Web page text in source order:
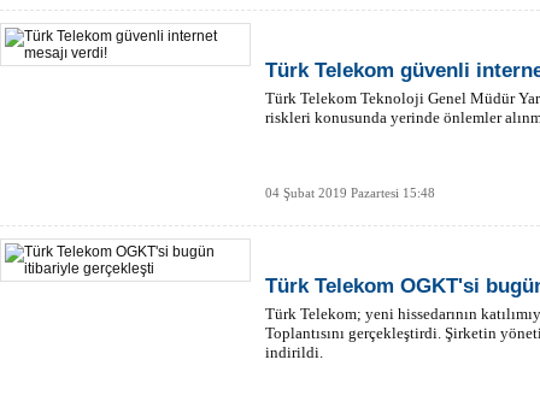
Türk Telekom güvenli
Türk Telekom Teknoloji Genel Müdür
riskleri konusunda yerinde önlemler
04 Şubat 2019 Pazartesi 15:48
Türk Telekom OGKT'si
Türk Telekom; yeni hissedarının
Toplantısını gerçekleştirdi. Şirketin
indirildi.